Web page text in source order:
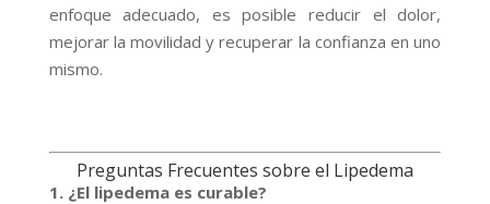
enfoque adecuado, es posible reducir el dolor,
mejorar la movilidad y recuperar la confianza en uno
mismo.
Preguntas Frecuentes sobre el Lipedema
1. ¿El lipedema es curable?